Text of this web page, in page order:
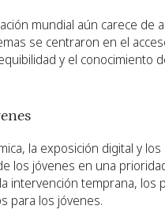
mundial aún carece de
se centraron en el
y el conocimiento
la exposición digital y
los jóvenes en una
intervención temprana, los
para los jóvenes.